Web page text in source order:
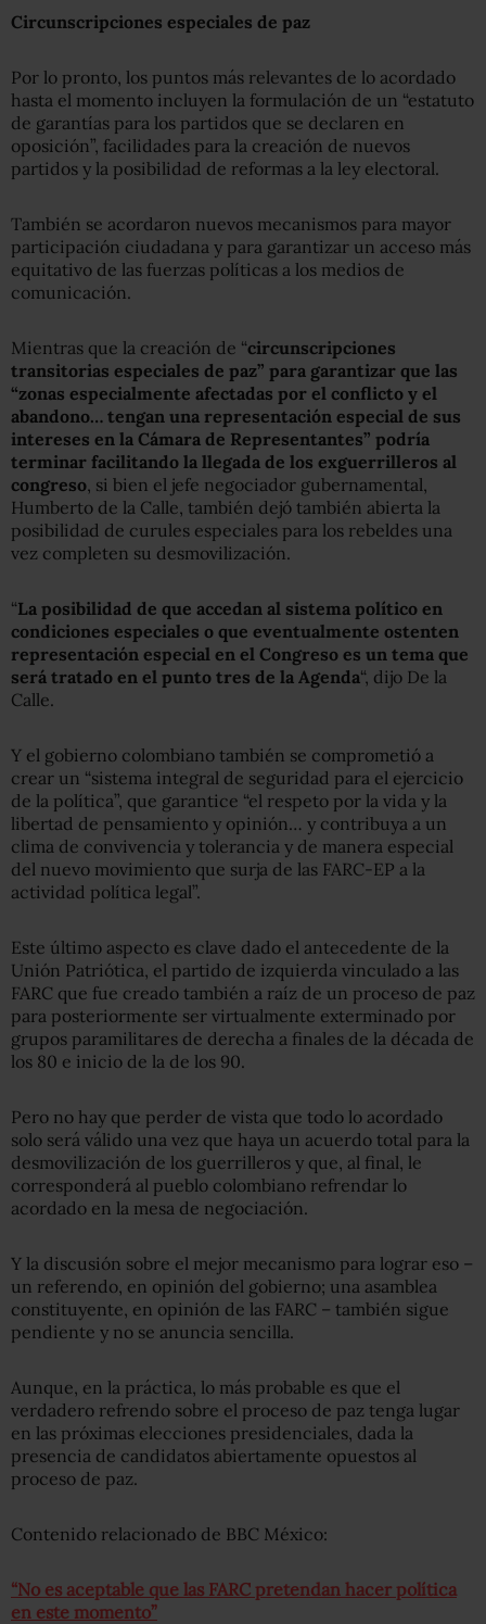
Circunscripciones especiales de paz
Por lo pronto, los puntos más relevantes de lo acordado
hasta el momento incluyen la formulación de un “estatuto
de garantías para los partidos que se declaren en
oposición”, facilidades para la creación de nuevos
partidos y la posibilidad de reformas a la ley electoral.
También se acordaron nuevos mecanismos para mayor
participación ciudadana y para garantizar un acceso más
equitativo de las fuerzas políticas a los medios de
comunicación.
Mientras que la creación de “circunscripciones
transitorias especiales de paz” para garantizar que las
“zonas especialmente afectadas por el conflicto y el
abandono… tengan una representación especial de sus
intereses en la Cámara de Representantes” podría
terminar facilitando la llegada de los exguerrilleros al
congreso , si bien el jefe negociador gubernamental,
Humberto de la Calle, también dejó también abierta la
posibilidad de curules especiales para los rebeldes una
vez completen su desmovilización.
“La posibilidad de que accedan al sistema político en
condiciones especiales o que eventualmente ostenten
representación especial en el Congreso es un tema que
será tratado en el punto tres de la Agenda“, dijo De la
Calle.
Y el gobierno colombiano también se comprometió a
crear un “sistema integral de seguridad para el ejercicio
de la política”, que garantice “el respeto por la vida y la
libertad de pensamiento y opinión… y contribuya a un
clima de convivencia y tolerancia y de manera especial
del nuevo movimiento que surja de las FARC-EP a la
actividad política legal”.
Este último aspecto es clave dado el antecedente de la
Unión Patriótica, el partido de izquierda vinculado a las
FARC que fue creado también a raíz de un proceso de paz
para posteriormente ser virtualmente exterminado por
grupos paramilitares de derecha a finales de la década de
los 80 e inicio de la de los 90.
Pero no hay que perder de vista que todo lo acordado
solo será válido una vez que haya un acuerdo total para la
desmovilización de los guerrilleros y que, al final, le
corresponderá al pueblo colombiano refrendar lo
acordado en la mesa de negociación.
Y la discusión sobre el mejor mecanismo para lograr eso –
un referendo, en opinión del gobierno; una asamblea
constituyente, en opinión de las FARC – también sigue
pendiente y no se anuncia sencilla.
Aunque, en la práctica, lo más probable es que el
verdadero refrendo sobre el proceso de paz tenga lugar
en las próximas elecciones presidenciales, dada la
presencia de candidatos abiertamente opuestos al
proceso de paz.
Contenido relacionado de BBC México:
“No es aceptable que las FARC pretendan hacer política
en este momento”